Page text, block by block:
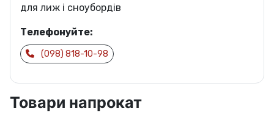
для лиж і сноубордів
Телефонуйте:
(098) 818-10-98
Товари напрокат